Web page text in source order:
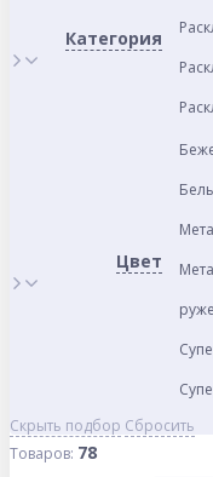
Категория
Цвет
Скрыть подбор Сбросить
Товаров: 78